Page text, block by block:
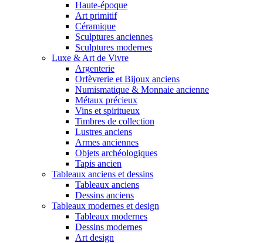
Haute-époque
Art primitif
Céramique
Sculptures anciennes
Sculptures modernes
Luxe & Art de Vivre
Argenterie
Orfèvrerie et Bijoux anciens
Numismatique & Monnaie ancienne
Métaux précieux
Vins et spiritueux
Timbres de collection
Lustres anciens
Armes anciennes
Objets archéologiques
Tapis ancien
Tableaux anciens et dessins
Tableaux anciens
Dessins anciens
Tableaux modernes et design
Tableaux modernes
Dessins modernes
Art design